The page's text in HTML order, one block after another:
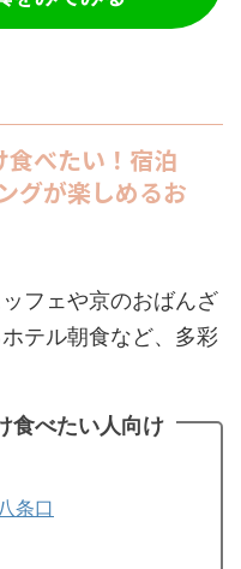
べたい！宿泊
グが楽しめるお
フェや京のおばんざ
テル朝食など、多彩
食べたい人向け
条口